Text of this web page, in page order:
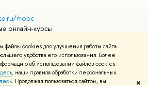
файлы cookies для улучшения работы сайта
удобства его использования. Более
об использовании файлов cookies
, наши правила обработки персональных
. Продолжая пользоваться сайтом, вы ✖
mooc
онлайн-курсы
Адреса и контакты
материалов